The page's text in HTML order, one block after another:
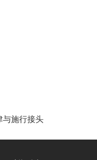
与施行接头